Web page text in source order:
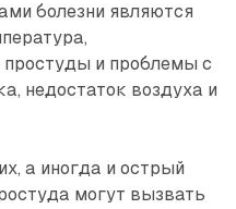
болезни являются
и проблемы с
недостаток воздуха и
а иногда и острый
могут вызвать